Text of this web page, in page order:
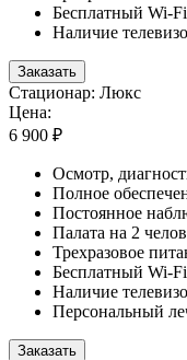
Бесплатный Wi-Fi
Наличие
Заказать
Стационар: Люкс
Цена:
6 900 ₽
Осмотр,
Полное
Постоянное
Палата на 2
Трехразовое
Бесплатный Wi-Fi
Наличие
Персональный
Заказать